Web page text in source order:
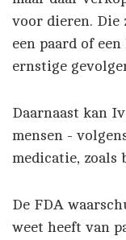
voor dieren. Die
een paard of een
ernstige
Daarnaast kan
mensen -
medicatie, zoals
De FDA
weet heeft van